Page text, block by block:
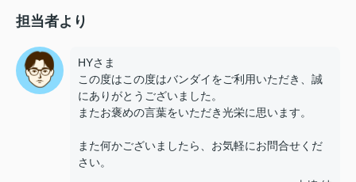
担当者より
HYさま
この度はこの度はバンダイをご利用いただき、誠
にありがとうございました。
またお褒めの言葉をいただき光栄に思います。
また何かございましたら、お気軽にお問合せくだ
さい。